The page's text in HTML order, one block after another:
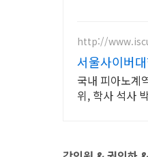
http://
서울사이버
국내 피아노계
위, 학사 석사